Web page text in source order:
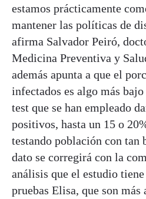
estamos prácticamente
mantener las políticas de
afirma Salvador Peiró,
Medicina Preventiva y
además apunta a que el
infectados es algo más
test que se han empleado
positivos, hasta un 15 o
testando población con tan
dato se corregirá con la
análisis que el estudio
pruebas Elisa, que son más